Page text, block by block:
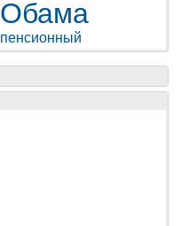
Обама
пенсионный